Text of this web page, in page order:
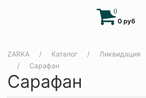
0
0 руб
ZARKA Каталог Ликвидация
Сарафан
Сарафан